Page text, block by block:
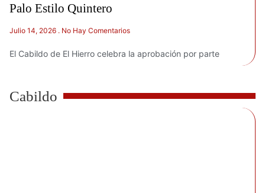
Palo Estilo Quintero
Julio 14, 2026 No Hay Comentarios
El Cabildo de El Hierro celebra la aprobación por parte
Cabildo